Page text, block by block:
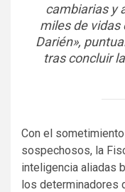
cambiarias y
miles de vidas
Darién»,
tras concluir
Con el
sospechosos, la
inteligencia aliadas
los determinadores